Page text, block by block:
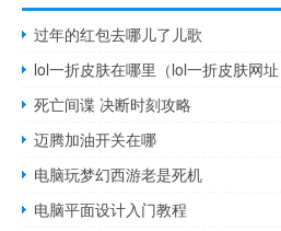
过年的红包去哪儿了儿歌
lol一折皮肤在哪里（lol一折皮肤网址
死亡间谍 决断时刻攻略
迈腾加油开关在哪
电脑玩梦幻西游老是死机
电脑平面设计入门教程